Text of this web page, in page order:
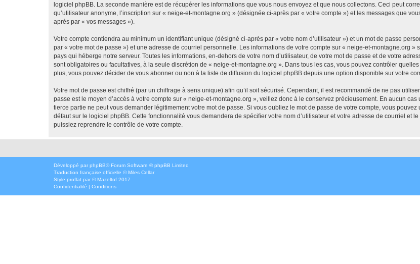
logiciel phpBB. La seconde manière est de récupérer les informations que vous nous envoyez et que nous collectons. Ceci peut
qu’utilisateur anonyme, l’inscription sur « neige-et-montagne.org » (désignée ci-après par « votre compte ») et les messages que
après par « vos messages »).
Votre compte contiendra au minimum un identifiant unique (désigné ci-après par « votre nom d’utilisateur ») et un mot de passe
par « votre mot de passe ») et une adresse de courriel personnelle. Les informations de votre compte sur « neige-et-montagne.org
pays qui héberge notre serveur. Toutes les informations, en-dehors de votre nom d’utilisateur, de votre mot de passe et de votre
sont obligatoires ou facultatives, à la seule discrétion de « neige-et-montagne.org ». Dans tous les cas, vous pouvez contrôler
plus, vous pouvez décider de vous abonner ou non à la liste de diffusion du logiciel phpBB depuis une option disponible sur votre
Votre mot de passe est chiffré (par un chiffrage à sens unique) afin qu’il soit sécurisé. Cependant, il est recommandé de ne pas
passe est le moyen d’accès à votre compte sur « neige-et-montagne.org », veillez donc à le conservez précieusement. En aucun
tierce partie ne peut vous demander légitimement votre mot de passe. Si vous oubliez le mot de passe de votre compte, vous
défaut sur le logiciel phpBB. Cette fonctionnalité vous demandera de spécifier votre nom d’utilisateur et votre adresse de courriel et
puissiez reprendre le contrôle de votre compte.
Développé par phpBB® Forum Software © phpBB Limited
Traduction française officielle ©Miles Cellar
Style proflat par ©Mazeltof 2017
Confidentialité | Conditions